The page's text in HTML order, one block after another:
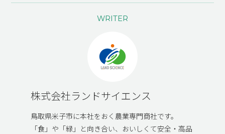
WRITER
株式会社ランドサイエンス
鳥取県米子市に本社をおく農業専門商社です。
「食」や「緑」と向き合い、おいしくて安全・高品